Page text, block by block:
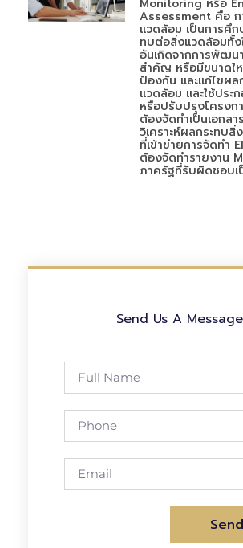
Monitoring หรือ
Assessment คือ กา
แวดล้อม เป็นการศึก
ทบต่อสิ่งแวดล้อมทั้ง
อันเกิดจากการพัฒน
สำคัญ หรือมีขนาดใ
ป้องกัน และแก้ไขผ
แวดล้อม และใช้ประ
หรือปรับปรุงโครงก
ต้องจัดทำเป็นเอกสา
วิเคราะห์ผลกระทบสิ่
ที่เข้าข่ายการจัดทำ
ต้องจัดทำรายงาน
ภาครัฐที่รับผิดชอบเ
Send Us A Message
Send